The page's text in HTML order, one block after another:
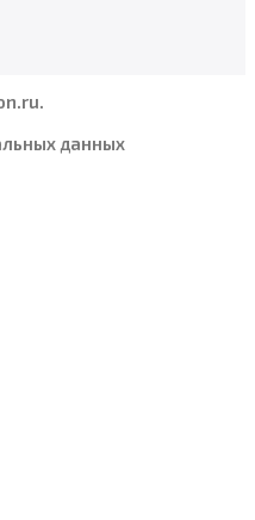
данных